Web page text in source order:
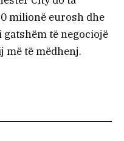
milionë eurosh dhe
gatshëm të negociojë
më të mëdhenj.